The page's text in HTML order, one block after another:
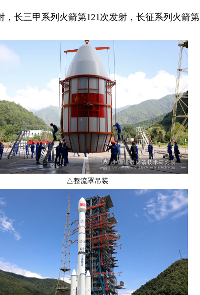
三甲系列火箭第121次发射，长征系列火箭第
△整流罩吊装